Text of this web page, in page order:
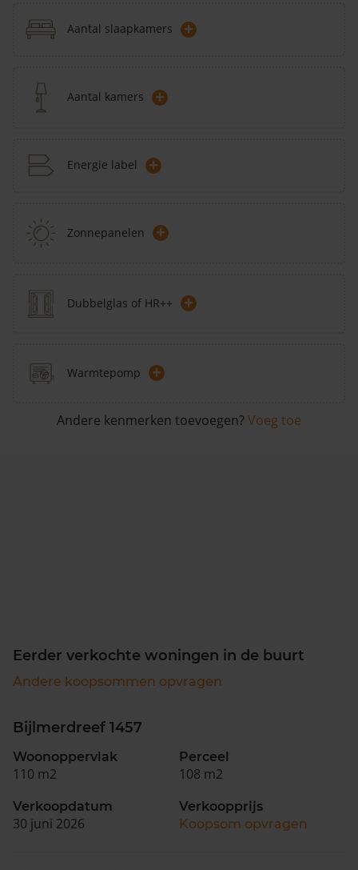
Aantal slaapkamers +
Aantal kamers +
Energie label +
Zonnepanelen +
Dubbelglas of HR++ +
Warmtepomp +
Andere kenmerken toevoegen? Voeg toe
Eerder verkochte woningen in de buurt
Andere koopsommen opvragen
Bijlmerdreef 1457
Woonoppervlak
110 m2
Perceel
108 m2
Verkoopdatum
30 juni 2026
Verkoopprijs
Koopsom opvragen